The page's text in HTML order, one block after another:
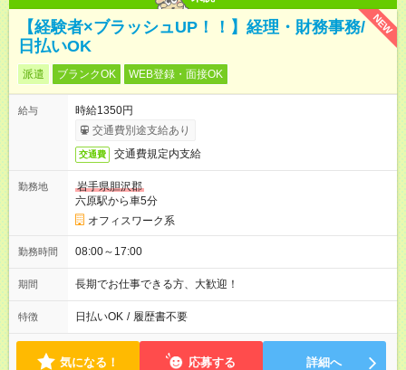
NEW
【経験者×ブラッシュUP！！】経理・財務事務/
日払いOK
派遣 ブランクOK WEB登録・面接OK
給与
時給1350円
交通費別途支給あり
交通費 交通費規定内支給
勤務地
岩手県胆沢郡
六原駅から車5分
オフィスワーク系
勤務時間 08:00～17:00
期間 長期でお仕事できる方、大歓迎！
特徴 日払いOK / 履歴書不要
気になる！ 応募する 詳細へ